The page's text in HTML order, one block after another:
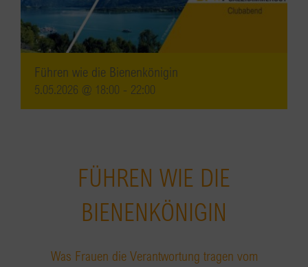
Führen wie die Bienenkönigin
5.05.2026 @ 18:00 - 22:00
FÜHREN WIE DIE
BIENENKÖNIGIN
Was Frauen die Verantwortung tragen vom